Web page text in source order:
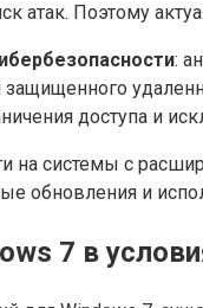
атак. Поэтому
:
доступа и
на системы с
обновления и
7 в